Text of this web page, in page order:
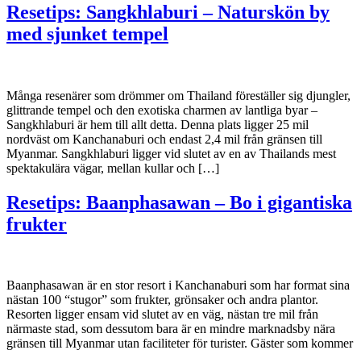
Resetips: Sangkhlaburi – Naturskön by
med sjunket tempel
Många resenärer som drömmer om Thailand föreställer sig djungler,
glittrande tempel och den exotiska charmen av lantliga byar –
Sangkhlaburi är hem till allt detta. Denna plats ligger 25 mil
nordväst om Kanchanaburi och endast 2,4 mil från gränsen till
Myanmar. Sangkhlaburi ligger vid slutet av en av Thailands mest
spektakulära vägar, mellan kullar och […]
Resetips: Baanphasawan – Bo i gigantiska
frukter
Baanphasawan är en stor resort i Kanchanaburi som har format sina
nästan 100 “stugor” som frukter, grönsaker och andra plantor.
Resorten ligger ensam vid slutet av en väg, nästan tre mil från
närmaste stad, som dessutom bara är en mindre marknadsby nära
gränsen till Myanmar utan faciliteter för turister. Gäster som kommer